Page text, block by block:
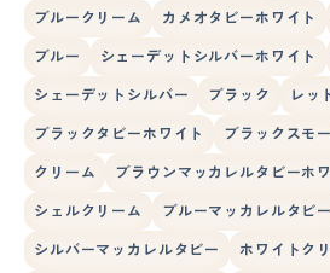
ブルークリーム カメオタビーホワイト
ブルー シェーデットシルバーホワイト
シェーデットシルバー ブラック レッ
ブラックタビーホワイト ブラックスモ
クリーム ブラウンマッカレルタビーホ
シェルクリーム ブルーマッカレルタビー
シルバーマッカレルタビー ホワイトク